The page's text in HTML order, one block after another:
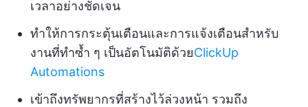
เวลาอย่างชัดเจน
ทำให้การกระตุ้นเตือนและการแจ้งเตือนสำหรับ
งานที่ทำซ้ำ ๆ เป็นอัตโนมัติด้วยClickUp
Automations
เข้าถึงทรัพยากรที่สร้างไว้ล่วงหน้า รวมถึง